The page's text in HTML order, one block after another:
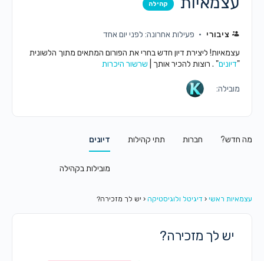
קהילה
ציבורי
פעילות אחרונה: לפני יום אחד
עצמאיות! ליצירת דיון חדש בחרי את הפורום המתאים מתוך הלשונית
דיונים" . רוצות להכיר אותך | שרשור היכרות
מובילה:
מה חדש? חברות תתי קהילות דיונים
מובילות בקהילה
עצמאיות ראשי ‹ דיגיטל ולוגיסטיקה ‹ יש לך מזכירה?
יש לך מזכירה?